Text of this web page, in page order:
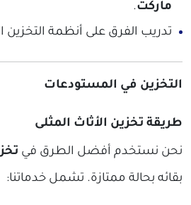
ماركت.
تدريب الفرق على أنظمة التخزين
التخزين في المستودعات
طريقة تخزين الأثاث المثلى
نحن نستخدم أفضل الطرق في
بقائه بحالة ممتازة. تشمل خدماتنا: